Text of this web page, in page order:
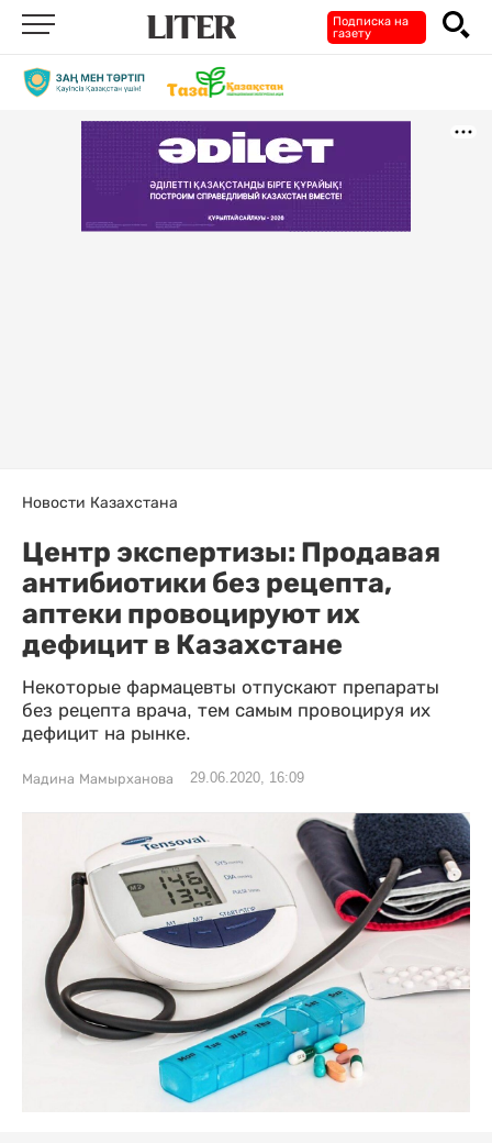
Подписка на
газету
Новости Казахстана
Центр экспертизы: Продавая
антибиотики без рецепта,
аптеки провоцируют их
дефицит в Казахстане
Некоторые фармацевты отпускают препараты
без рецепта врача, тем самым провоцируя их
дефицит на рынке.
Мадина Мамырханова 29.06.2020, 16:09